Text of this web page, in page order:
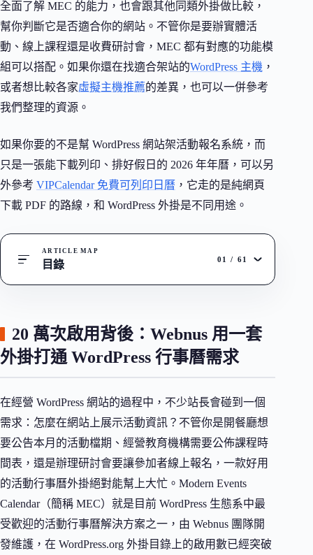
全面了解 MEC 的能力，也會跟其他同類外掛做比較，
幫你判斷它是否適合你的網站。不管你是要辦實體活
動、線上課程還是收費研討會，MEC 都有對應的功能模
組可以搭配。如果你還在找適合架站的WordPress 主機 ，
或者想比較各家虛擬主機推薦的差異，也可以一併參考
我們整理的資源。
如果你要的不是幫 WordPress 網站架活動報名系統，而
只是一張能下載列印、排好假日的 2026 年年曆，可以另
外參考 VIPCalendar 免費可列印日曆 ，它走的是純網頁
下載 PDF 的路線，和 WordPress 外掛是不同用途。
ARTICLE MAP
目錄 01 / 61
20 萬次啟用背後：Webnus 用一套
外掛打通 WordPress 行事曆需求
在經營 WordPress 網站的過程中，不少站長會碰到一個
需求：怎麼在網站上展示活動資訊？不管你是開餐廳想
要公告本月的活動檔期、經營教育機構需要公佈課程時
間表，還是辦理研討會要讓參加者線上報名，一款好用
的活動行事曆外掛絕對能幫上大忙。Modern Events
Calendar（簡稱 MEC）就是目前 WordPress 生態系中最
受歡迎的活動行事曆解決方案之一，由 Webnus 團隊開
發維護，在 WordPress.org 外掛目錄上的啟用數已經突破